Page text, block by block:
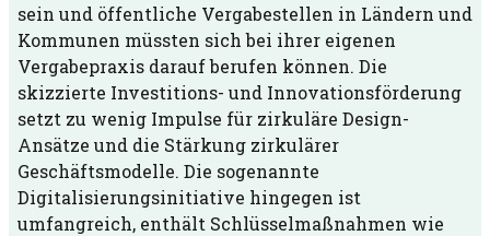
sein und öffentliche Vergabestellen in Ländern und
Kommunen müssten sich bei ihrer eigenen
Vergabepraxis darauf berufen können. Die
skizzierte Investitions- und Innovationsförderung
setzt zu wenig Impulse für zirkuläre Design-
Ansätze und die Stärkung zirkulärer
Geschäftsmodelle. Die sogenannte
Digitalisierungsinitiative hingegen ist
umfangreich, enthält Schlüsselmaßnahmen wie